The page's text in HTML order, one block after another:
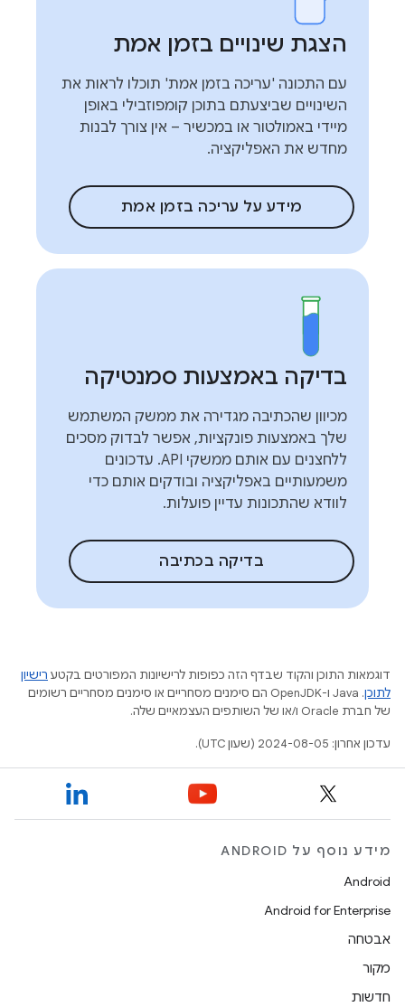
הצגת שינויים בזמן אמת
עם התכונה 'עריכה בזמן אמת' תוכלו לראות את
השינויים שביצעתם בתוכן קומפוזבילי באופן
מיידי באמולטור או במכשיר – אין צורך לבנות
מחדש את האפליקציה.
מידע על עריכה בזמן אמת
בדיקה באמצעות סמנטיקה
מכיוון שהכתיבה מגדירה את ממשק המשתמש
שלך באמצעות פונקציות, אפשר לבדוק מסכים
ללחצנים עם אותם ממשקי API. עדכונים
משמעותיים באפליקציה ובודקים אותם כדי
לוודא שהתכונות עדיין פועלות.
בדיקה בכתיבה
דוגמאות התוכן והקוד שבדף הזה כפופות לרישיונות המפורטים בקטע רישיון
לתוכן
.‏ Java ו-OpenJDK הם סימנים מסחריים או סימנים מסחריים רשומים
של חברת Oracle ו/או של השותפים העצמאיים שלה.
עדכון אחרון: 2024-08-05 (שעון UTC).
מידע נוסף על ANDROID
Android
Android for Enterprise
אבטחה
מקור
חדשות